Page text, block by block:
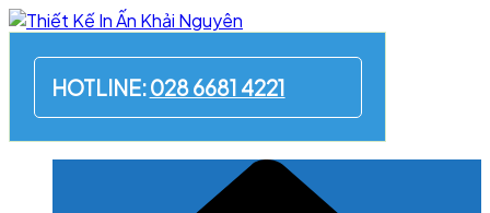
Skip
content
HOTLINE:028 6681 4221